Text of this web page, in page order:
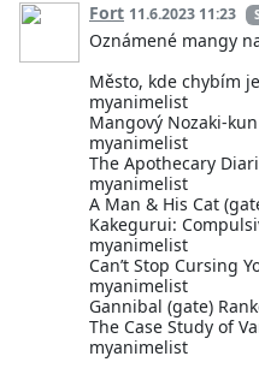
Fort 11.6.2023 11:23
Oznámené mangy
Město, kde chybím
myanimelist
Mangový Nozaki-
myanimelist
The Apothecary
myanimelist
A Man & His Cat
Kakegurui:
myanimelist
Can’t Stop Cursing
myanimelist
Gannibal (gate)
The Case Study of
myanimelist